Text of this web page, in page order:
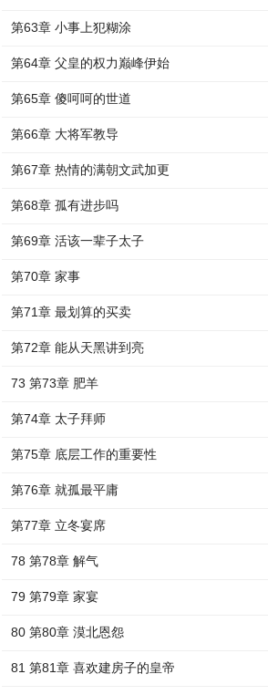
第63章 小事上犯糊涂
第64章 父皇的权力巅峰伊始
第65章 傻呵呵的世道
第66章 大将军教导
第67章 热情的满朝文武加更
第68章 孤有进步吗
第69章 活该一辈子太子
第70章 家事
第71章 最划算的买卖
第72章 能从天黑讲到亮
73 第73章 肥羊
第74章 太子拜师
第75章 底层工作的重要性
第76章 就孤最平庸
第77章 立冬宴席
78 第78章 解气
79 第79章 家宴
80 第80章 漠北恩怨
81 第81章 喜欢建房子的皇帝